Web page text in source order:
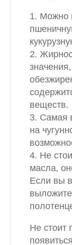
1. Можно
2.
веществ.
3. Самая
на
4. Не
масла,
Если вы
Не стоит